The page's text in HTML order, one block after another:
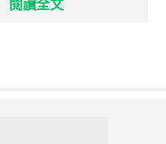
閱讀全文